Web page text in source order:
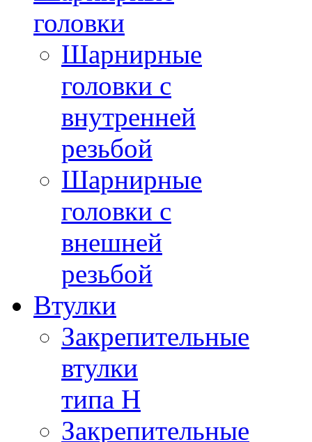
головки
Шарнирные
головки с
внутренней
резьбой
Шарнирные
головки с
внешней
резьбой
Втулки
Закрепительные
втулки
типа H
Закрепительные